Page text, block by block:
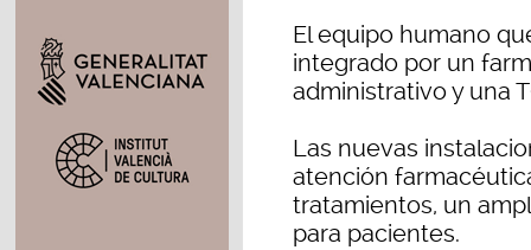
El equipo humano
integrado por un
administrativo y una
Las nuevas
atención
tratamientos, un
para pacientes.